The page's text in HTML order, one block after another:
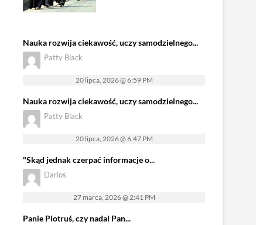
Nauka rozwija ciekawość, uczy samodzielnego...
Patty Black
20 lipca, 2026 @ 6:59 PM
Nauka rozwija ciekawość, uczy samodzielnego...
Patty Black
20 lipca, 2026 @ 6:47 PM
"Skąd jednak czerpać informacje o...
Darios
27 marca, 2026 @ 2:41 PM
Panie Piotruś, czy nadal Pan...